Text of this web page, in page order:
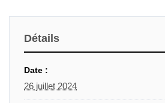
Détails
Date :
26 juillet 2024